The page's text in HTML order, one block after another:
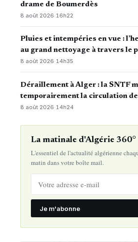
drame de Boumerdès
8 août 2026·16h22
Pluies et intempéries en vue :
au grand nettoyage à travers le
8 août 2026·14h35
Déraillement à Alger : la SNTF
temporairement la circulation
8 août 2026· 14h24
La matinale d'Algérie 360°
L'essentiel de l'actualité algérienne
matin dans votre boîte mail.
Je m'abonne